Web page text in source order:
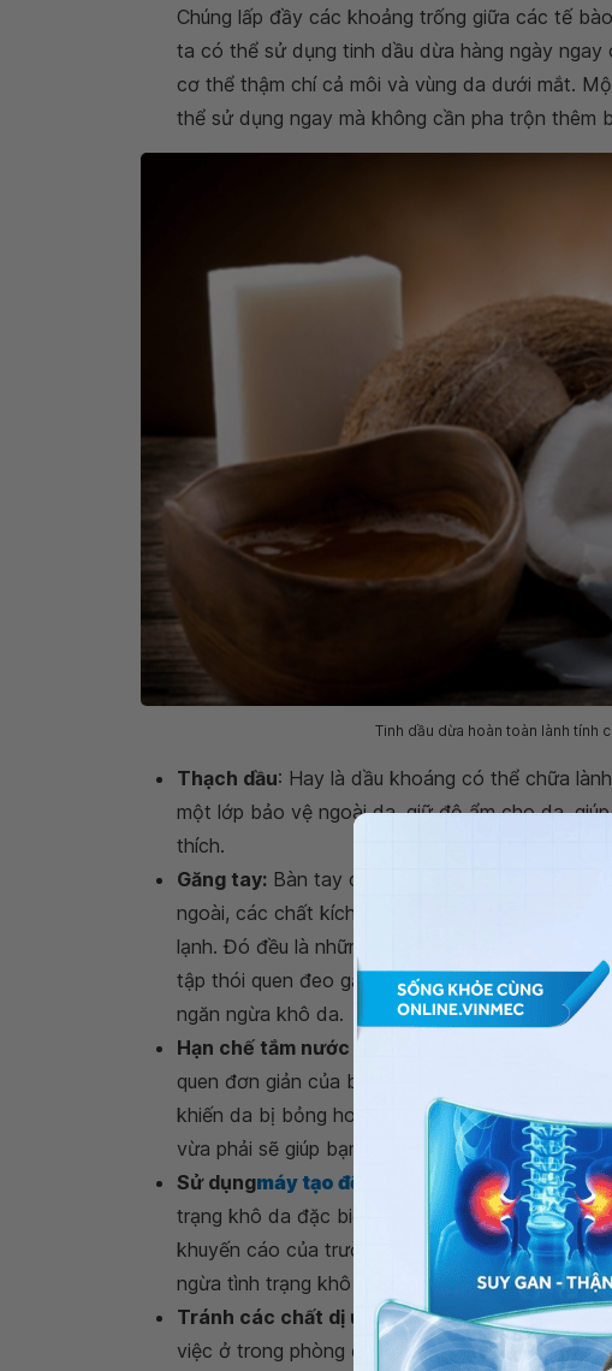
Chúng lấp đầy các khoảng trống giữa các tế
ta có thể sử dụng tinh dầu dừa hàng ngày
cơ thể thậm chí cả môi và vùng da dưới mắt.
thể sử dụng ngay mà không cần pha trộn thêm
Tinh dầu dừa hoàn toàn lành tính
Thạch dầu: Hay là dầu khoáng có thể chữa
một lớp bảo vệ ngoài da, giữ độ ẩm cho da,
thích.
Găng tay: Bàn tay con người là bộ phận tiếp
ngoài, các chất kích thích như xà phòng, các
lạnh. Đó đều là những yếu tố khiến da của bạn
tập thói quen đeo găng tay khi tiếp xúc với các
ngăn ngừa khô da.
Hạn chế tắm nước quá nóng
: Ngăn ngừa da
quen đơn giản của bạn. Nhiều người có thói
khiến da bị bỏng hoặc gây nên những tổn
vừa phải sẽ giúp bạn bảo vệ làn da của mình,
Sử dụngmáy tạo độ ẩm
: Sử dụng một máy tạo
trạng khô da đặc biệt đối với những gia đình
khuyến cáo của trường Đại học Y Harvard duy
ngừa tình trạng khô da.
Tránh các chất dị ứng và các chất kích thích:
việc ở trong phòng điều hòa, ngồi bên lò sưởi